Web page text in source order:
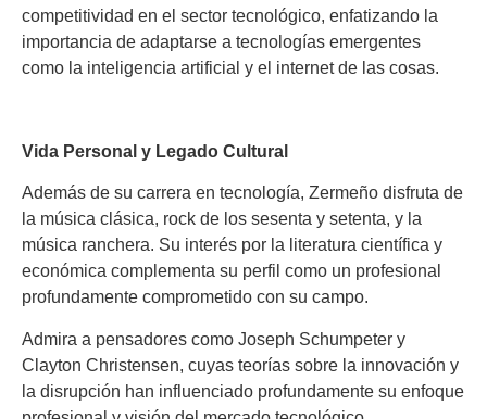
competitividad en el sector tecnológico, enfatizando la
importancia de adaptarse a tecnologías emergentes
como la inteligencia artificial y el internet de las cosas.
Vida Personal y Legado Cultural
Además de su carrera en tecnología, Zermeño disfruta de
la música clásica, rock de los sesenta y setenta, y la
música ranchera. Su interés por la literatura científica y
económica complementa su perfil como un profesional
profundamente comprometido con su campo.
Admira a pensadores como Joseph Schumpeter y
Clayton Christensen, cuyas teorías sobre la innovación y
la disrupción han influenciado profundamente su enfoque